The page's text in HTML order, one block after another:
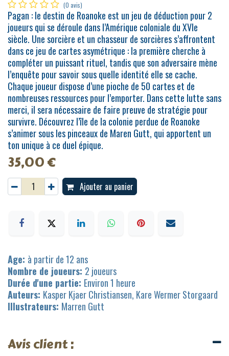
(0 avis)
Pagan : le destin de Roanoke est un jeu de déduction pour 2
joueurs qui se déroule dans l’Amérique coloniale du XVIe
siècle. Une sorcière et un chasseur de sorcières s’affrontent
dans ce jeu de cartes asymétrique : la première cherche à
compléter un puissant rituel, tandis que son adversaire mène
l’enquête pour savoir sous quelle identité elle se cache.
Chaque joueur dispose d’une pioche de 50 cartes et de
nombreuses ressources pour l’emporter. Dans cette lutte sans
merci, il sera nécessaire de faire preuve de stratégie pour
survivre. Découvrez l’île de la colonie perdue de Roanoke
s’animer sous les pinceaux de Maren Gutt, qui apportent un
ton unique à ce duel épique.
35,00€
Ajouter au panier
Age: à partir de 12 ans
Nombre de joueurs: 2 joueurs
Durée d'une partie: Environ 1 heure
Auteurs: Kasper Kjaer Christiansen, Kare Wermer Storgaard
Illustrateurs: Marren Gutt
Avis client :